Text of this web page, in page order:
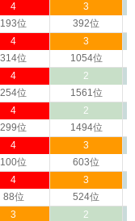
4
193位
3
392位
4
314位
3
1054位
4
254位
2
1561位
4
299位
2
1494位
4
100位
3
603位
4
88位
3
524位
3
2